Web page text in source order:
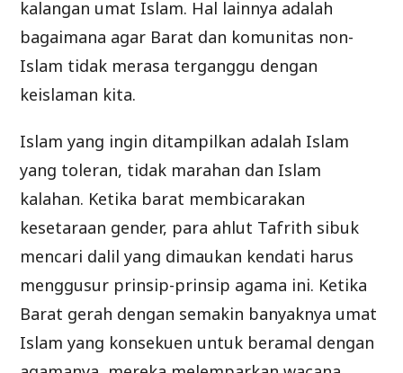
kalangan umat Islam. Hal lainnya adalah
bagaimana agar Barat dan komunitas non-
Islam tidak merasa terganggu dengan
keislaman kita.
Islam yang ingin ditampilkan adalah Islam
yang toleran, tidak marahan dan Islam
kalahan. Ketika barat membicarakan
kesetaraan gender, para ahlut Tafrith sibuk
mencari dalil yang dimaukan kendati harus
menggusur prinsip-prinsip agama ini. Ketika
Barat gerah dengan semakin banyaknya umat
Islam yang konsekuen untuk beramal dengan